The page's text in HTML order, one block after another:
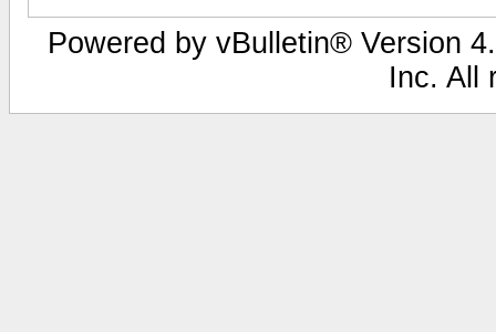
Powered by vBulletin® Version
Inc. All